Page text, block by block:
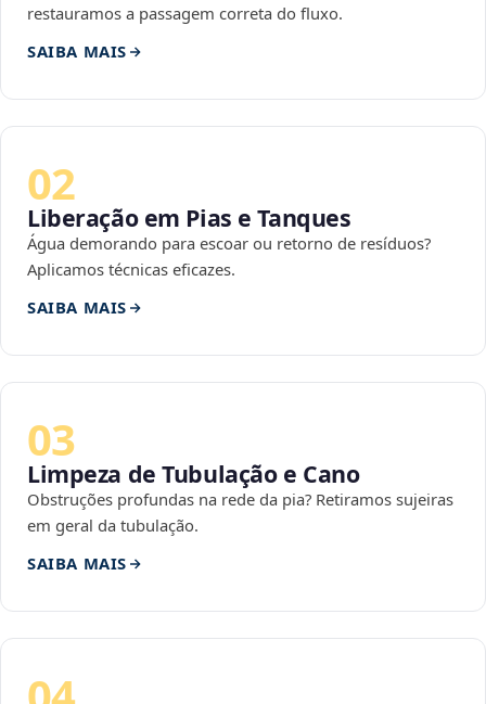
restauramos a passagem correta do fluxo.
SAIBA MAIS
02
Liberação em Pias e Tanques
Água demorando para escoar ou retorno de resíduos?
Aplicamos técnicas eficazes.
SAIBA MAIS
03
Limpeza de Tubulação e Cano
Obstruções profundas na rede da pia? Retiramos sujeiras
em geral da tubulação.
SAIBA MAIS